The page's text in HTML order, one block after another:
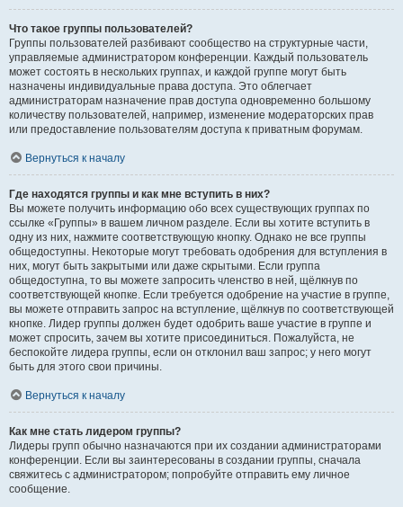
Что такое группы пользователей?
Группы пользователей разбивают сообщество на структурные части,
управляемые администратором конференции. Каждый пользователь
может состоять в нескольких группах, и каждой группе могут быть
назначены индивидуальные права доступа. Это облегчает
администраторам назначение прав доступа одновременно большому
количеству пользователей, например, изменение модераторских прав
или предоставление пользователям доступа к приватным форумам.
Вернуться к началу
Где находятся группы и как мне вступить в них?
Вы можете получить информацию обо всех существующих группах по
ссылке «Группы» в вашем личном разделе. Если вы хотите вступить в
одну из них, нажмите соответствующую кнопку. Однако не все группы
общедоступны. Некоторые могут требовать одобрения для вступления в
них, могут быть закрытыми или даже скрытыми. Если группа
общедоступна, то вы можете запросить членство в ней, щёлкнув по
соответствующей кнопке. Если требуется одобрение на участие в группе,
вы можете отправить запрос на вступление, щёлкнув по соответствующей
кнопке. Лидер группы должен будет одобрить ваше участие в группе и
может спросить, зачем вы хотите присоединиться. Пожалуйста, не
беспокойте лидера группы, если он отклонил ваш запрос; у него могут
быть для этого свои причины.
Вернуться к началу
Как мне стать лидером группы?
Лидеры групп обычно назначаются при их создании администраторами
конференции. Если вы заинтересованы в создании группы, сначала
свяжитесь с администратором; попробуйте отправить ему личное
сообщение.